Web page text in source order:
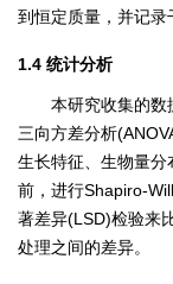
到恒定质量，并记录
1.4 统计分析
本研究收集的数
三向方差分析
生长特征、生物量分
前，进行Shapiro-
著差异(LSD)检验来
处理之间的差异。